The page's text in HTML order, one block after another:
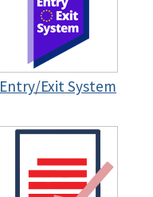
Entry/Exit System